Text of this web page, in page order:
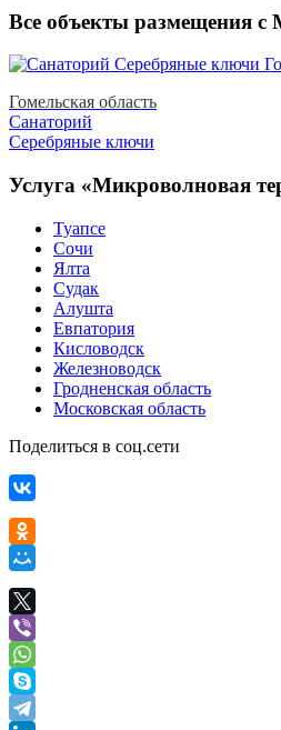
Все объекты размещения с
Гомельская область
Санаторий
Серебряные ключи
Услуга «Микроволновая
Туапсе
Сочи
Ялта
Судак
Алушта
Евпатория
Кисловодск
Железноводск
Гродненская область
Московская область
Поделиться в соц.сети